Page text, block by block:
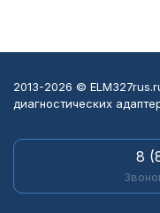
2013-2026 ©
диагностических
8